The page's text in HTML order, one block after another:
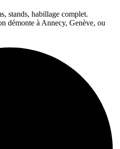
stands, habillage complet.
démonte à Annecy, Genève, ou